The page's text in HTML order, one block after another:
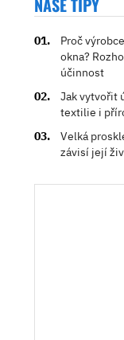
NAŠE TIPY
Proč
okna?
účinnost
Jak vytvořit
textilie i
Velká
závisí její